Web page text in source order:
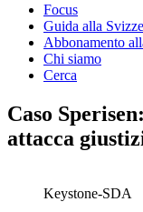
Focus
Guida alla
Abbonamento
Chi siamo
Cerca
Caso
attacca
Keystone-SDA